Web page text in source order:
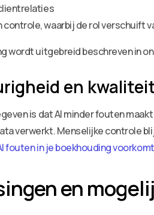
controle, waarbij de rol verschuift
wordt uitgebreid beschreven in
en
is dat AI minder fouten
verwerkt. Menselijke controle
fouten in je boekhouding voorkomt
en